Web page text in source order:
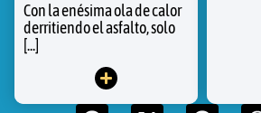
Con la enésima ola de calor
derritiendo el asfalto, solo
[...]